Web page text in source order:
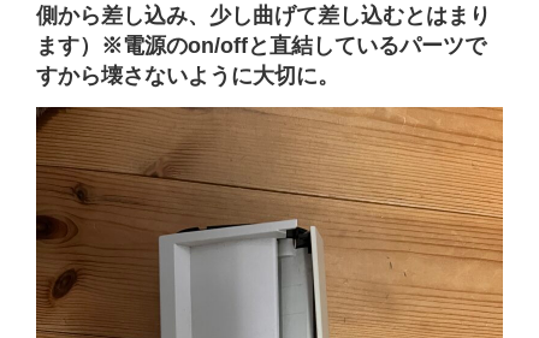
側から差し込み、少し曲げて差し込むとはまり
ます）※電源のon/offと直結しているパーツで
すから壊さないように大切に。